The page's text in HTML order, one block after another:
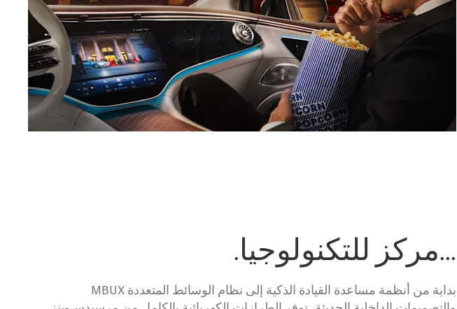
...مركز للتكنولوجيا.
بداية من أنظمة مساعدة القيادة الذكية إلى نظام الوسائط المتعددة MBUX